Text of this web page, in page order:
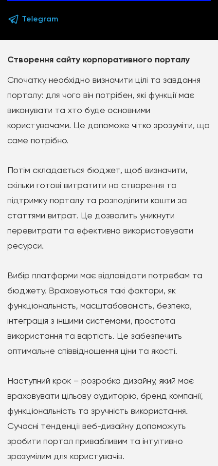
Telegram
Створення сайту корпоративного порталу
Спочатку необхідно визначити цілі та завдання
порталу: для чого він потрібен, які функції має
виконувати та хто буде основними
користувачами. Це допоможе чітко зрозуміти, що
саме потрібно.
Потім складається бюджет, щоб визначити,
скільки готові витратити на створення та
підтримку порталу та розподілити кошти за
статтями витрат. Це дозволить уникнути
перевитрати та ефективно використовувати
ресурси.
Вибір платформи має відповідати потребам та
бюджету. Враховуються такі фактори, як
функціональність, масштабованість, безпека,
інтеграція з іншими системами, простота
використання та вартість. Це забезпечить
оптимальне співвідношення ціни та якості.
Наступний крок – розробка дизайну, який має
враховувати цільову аудиторію, бренд компанії,
функціональність та зручність використання.
Сучасні тенденції веб-дизайну допоможуть
зробити портал привабливим та інтуїтивно
зрозумілим для користувачів.